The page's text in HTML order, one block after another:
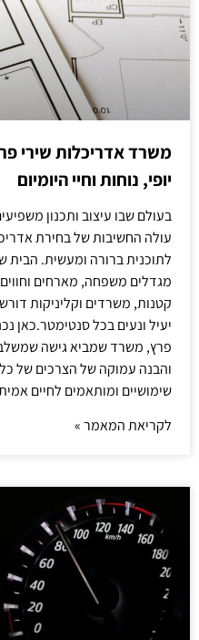
משרד אדריכלות שירי
יופי, נוחות וחיי היומיום
בעולם שבו עיצוב ותכנון
עולה החשיבות של בחירת
לתוכנית ברורה ומעשית. הבית
מגדלים משפחה, מארחים וחווים
קטנות, משרדים וקליניקות
יעיל ונעים בכל סנטימטר.כאן
פרץ, משרד שמביא גישה שמשלבת
והבנה עמוקה של הצרכים של
שימושיים ומותאמים לחיים
לקריאת המאמר »